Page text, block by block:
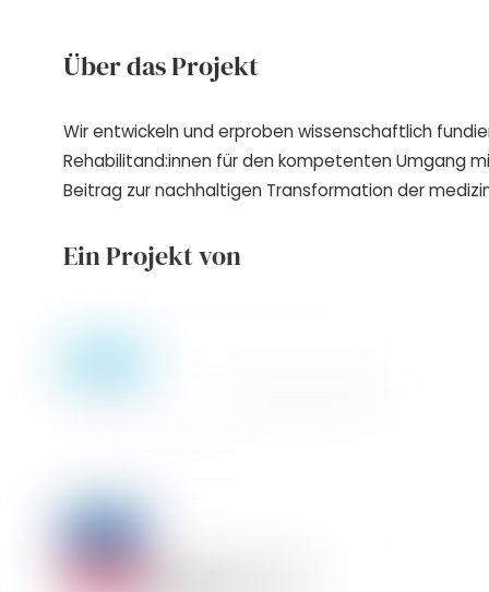
Über das Projekt
Wir entwickeln und erproben wissenschaftlich
Rehabilitand:innen für den kompetenten Umgang
Beitrag zur nachhaltigen Transformation der
Ein Projekt von